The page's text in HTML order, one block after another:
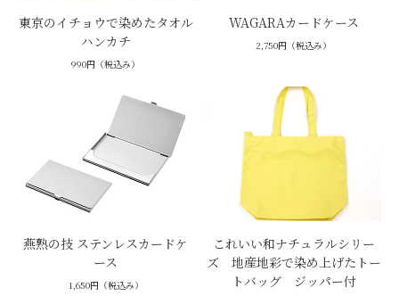
東京のイチョウで染めたタオル
ハンカチ
990円（税込み）
WAGARAカードケース
2,750円（税込み）
燕熟の技 ステンレスカードケ
ース
1,650円（税込み）
これいい和ナチュラルシリー
ズ 地産地彩で染め上げたトー
トバッグ ジッパー付